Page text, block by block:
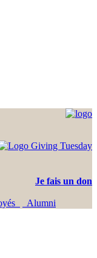
Je fais un don
Alumni